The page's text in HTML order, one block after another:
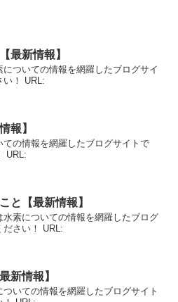
最新情報】
ついての情報を網羅したブログサイ
い！ URL:
報】
の情報を網羅したブログサイトで
URL:
と【最新情報】
素についての情報を網羅したブログ
ださい！ URL:
新情報】
いての情報を網羅したブログサイト